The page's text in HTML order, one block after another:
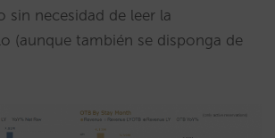
sin necesidad de leer la
(aunque también se disponga de